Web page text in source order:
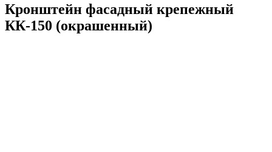
Кронштейн фасадный крепежный
КК-150 (окрашенный)